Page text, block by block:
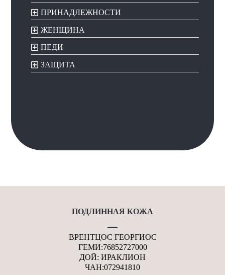
ПРИНАДЛЕЖНОСТИ
ЖЕНЩИНА
ПЕДИ
ЗАЩИТА
ПОДЛИННАЯ КОЖА
ВРЕНТЦОС ГЕОРГИОС
ГЕМИ:76852727000
ДОЙ: ИРАКЛИОН
ЧАН:072941810